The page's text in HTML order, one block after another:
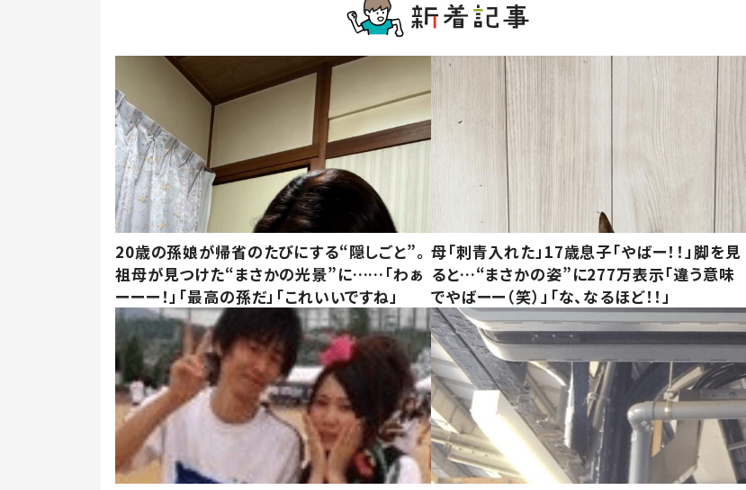
20歳の孫娘が帰省のたびにする“隠しごと”。
祖母が見つけた“まさかの光景”に……「わぁ
ーーー！」「最高の孫だ」「これいいですね」
母「刺青入れた」17歳息子「やばー！！」脚を見
ると…“まさかの姿”に277万表示「違う意味
でやばーー（笑）」「な、なるほど！！」